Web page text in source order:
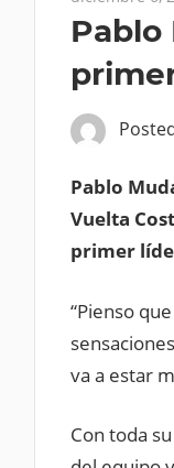
Pablo
Pablo
Vuelta
primer
“Pienso
va a estar
Con toda